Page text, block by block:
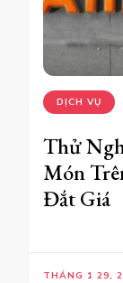
DỊCH VỤ
Thử
Món
Đắt Giá
THÁNG 1 29,